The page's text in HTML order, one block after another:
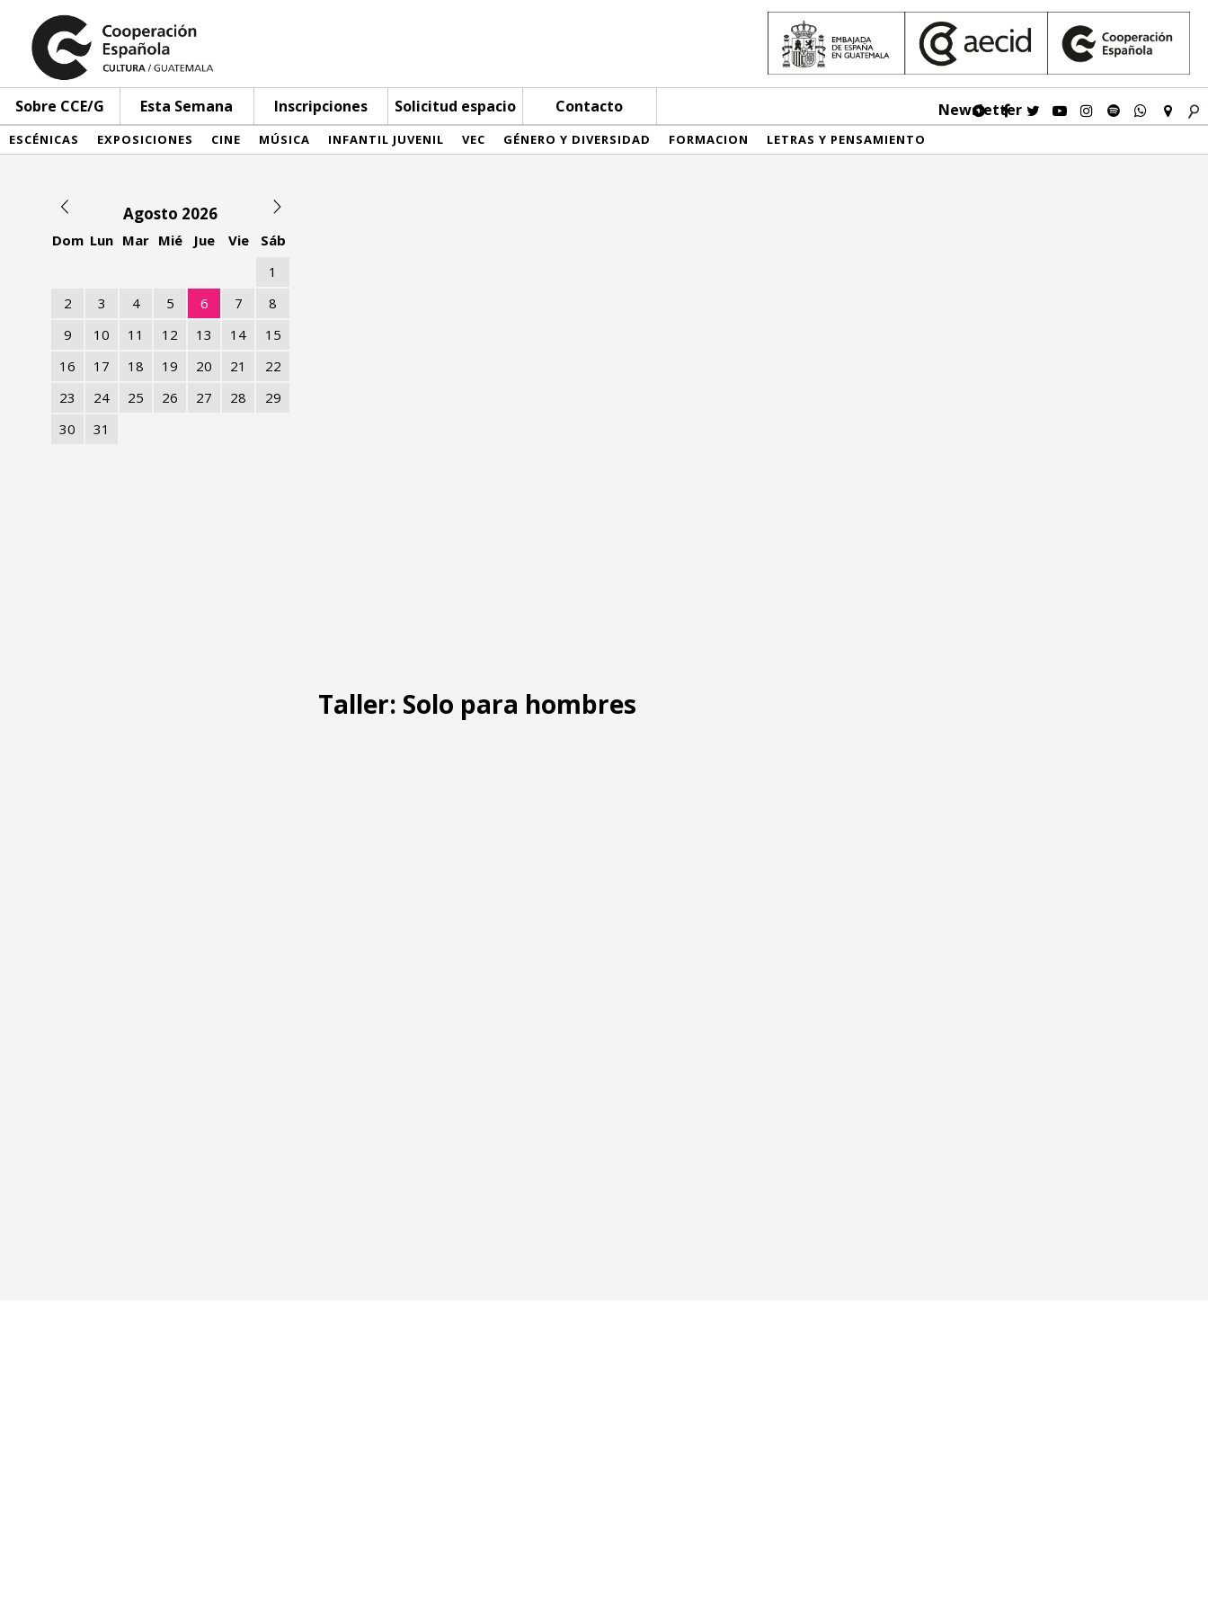
Sobre CCE/G Esta Semana Inscripciones Solicitud espacio Contacto Newsletter
ESCÉNICAS EXPOSICIONES CINE MÚSICA INFANTIL JUVENIL VEC GÉNERO Y DIVERSIDAD FORMACION LETRAS Y PENSAMIENTO
Agosto 2026
Dom Lun Mar Mié Jue Vie
Sáb
1
2
3 4 5 6 7
8
9
10 11 12 13 14
15
16
17 18 19 20 21
22
23
24 25 26 27 28
29
30
31
Taller: Solo para hombres